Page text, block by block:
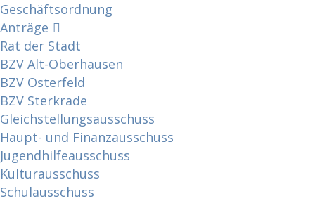
Geschäftsordnung
Anträge
Rat der Stadt
BZV Alt-Oberhausen
BZV Osterfeld
BZV Sterkrade
Gleichstellungsausschuss
Haupt- und Finanzausschuss
Jugendhilfeausschuss
Kulturausschuss
Schulausschuss